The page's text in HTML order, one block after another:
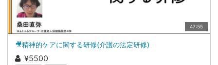
47:55
🎥精神的ケアに関する研修(介護の法定研修)
¥5500